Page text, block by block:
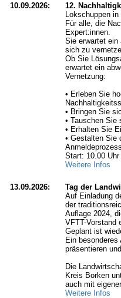
10.09.2026:
12.
Lokschuppen in
Für alle, die
Expert:innen.
Sie erwartet ein
sich zu
Ob Sie
erwartet ein
Vernetzung:
• Erleben Sie
• Bringen Sie
• Tauschen Sie
• Erhalten Sie
• Gestalten Sie
Start: 10.00
Weitere Infos
13.09.2026:
Tag der
Auf Einladung
der
Auflage 2024,
VFTT-Vorstand
Geplant ist
Ein
präsentieren
Die
Kreis Borken
auch mit
Weitere Infos